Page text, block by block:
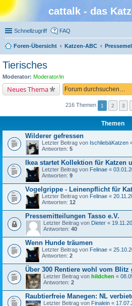
cattalk - das
Schnellzugriff FAQ
Foren-Übersicht Katzen-ABC
Tierisches
Moderator: Moderator/in
Neues Thema
216 Themen 1 2 3
Themen
Wilderer gefressen
Letzter Beitrag von IschliebäKatzen
Antworten: 5
Ikea startet Kollektion für Katzen
Letzter Beitrag von Felinae «
Antworten: 9
Vogelgrippe - Leinenpflicht für
Letzter Beitrag von Felinae «
Antworten: 12
Pressemitteilungen Tasso e.V.
Letzter Beitrag von Dieter «
Antworten: 40
Wenn Hunde träumen
Letzter Beitrag von Felinae «
Antworten: 2
Über 300 Rentiere wohl vom Blitz
Letzter Beitrag von hildchen «
Antworten: 2
Raubtierfreie Manegen: NL
Letzter Beitrag von Finalein «